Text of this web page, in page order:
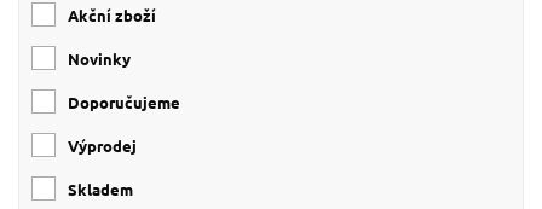
Akční zboží
Novinky
Doporučujeme
Výprodej
skladem